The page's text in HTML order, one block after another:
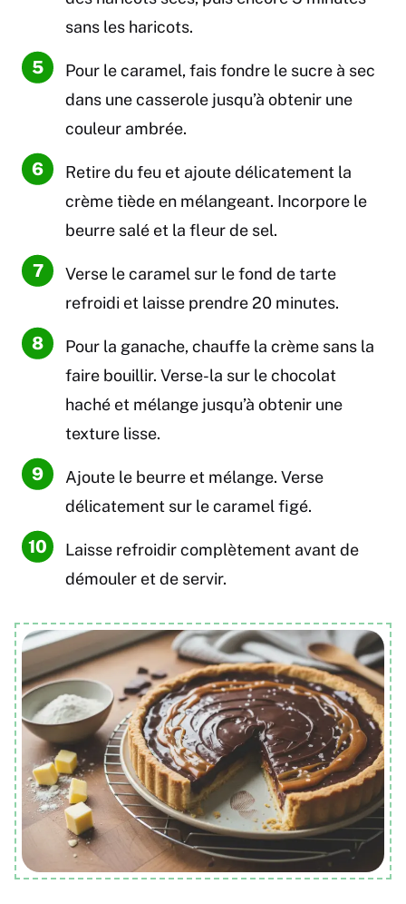
sans les haricots.
Pour le caramel, fais fondre le sucre à sec
dans une casserole jusqu’à obtenir une
couleur ambrée.
Retire du feu et ajoute délicatement la
crème tiède en mélangeant. Incorpore le
beurre salé et la fleur de sel.
Verse le caramel sur le fond de tarte
refroidi et laisse prendre 20 minutes.
Pour la ganache, chauffe la crème sans la
faire bouillir. Verse-la sur le chocolat
haché et mélange jusqu’à obtenir une
texture lisse.
Ajoute le beurre et mélange. Verse
délicatement sur le caramel figé.
Laisse refroidir complètement avant de
démouler et de servir.